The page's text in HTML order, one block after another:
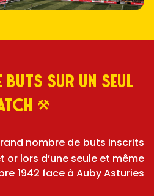
sur un seul
nombre de buts inscrits
or lors d’une seule et même
1942 face à Auby Asturies